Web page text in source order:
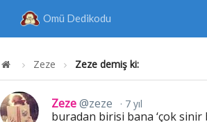
Omü Dedikodu
Zeze Zeze demiş ki:
Zeze@zeze 7 yıl
buradan birisi bana ‘çok